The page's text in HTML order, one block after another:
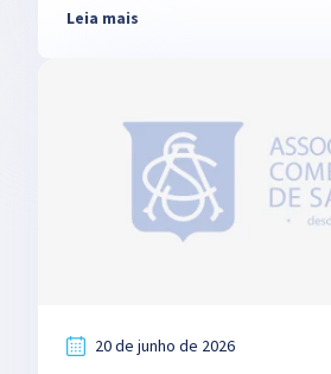
Leia mais
20 de junho de 2026